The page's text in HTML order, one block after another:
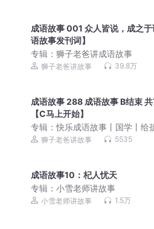
成语故事 001 众人皆说，成之于
语故事发刊词】
专辑：狮子老爸讲成语故事
狮子老爸讲故事 39.8万
成语故事 288 成语故事 B结束
【C马上开始】
专辑：快乐成语故事丨国学丨给
的中华成语丨狮子老爸
狮子老爸讲故事 5535
成语故事10：杞人忧天
专辑：小雪老师讲故事
小雪老师讲故事 1.5万